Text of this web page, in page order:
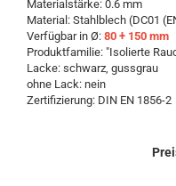
Materialstärke: 0.6 mm
Material: Stahlblech (DC01
Verfügbar in Ø: 80 + 150 mm
Produktfamilie: "Isolierte
Lacke: schwarz, gussgrau
ohne Lack: nein
Zertifizierung: DIN EN 1856-2